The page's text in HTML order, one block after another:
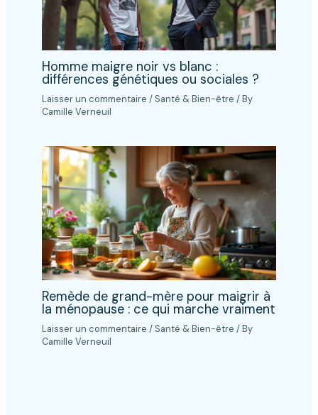
Homme maigre noir vs blanc :
différences génétiques ou sociales ?
Laisser un commentaire / Santé & Bien-être / By
Camille Verneuil
Remède de grand-mère pour maigrir à
la ménopause : ce qui marche vraiment
Laisser un commentaire / Santé & Bien-être / By
Camille Verneuil